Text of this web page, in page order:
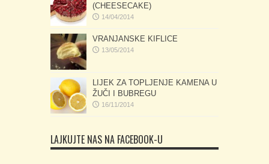
(CHEESECAKE)
14/04/2014
VRANJANSKE KIFLICE
13/05/2014
LIJEK ZA TOPLJENJE KAMENA U
ŽUČI I BUBREGU
16/11/2014
LAJKUJTE NAS NA FACEBOOK-U